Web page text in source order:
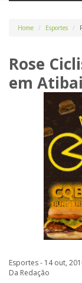
Home Esportes
Rose
em
Esportes - 14 out,
Da Redação